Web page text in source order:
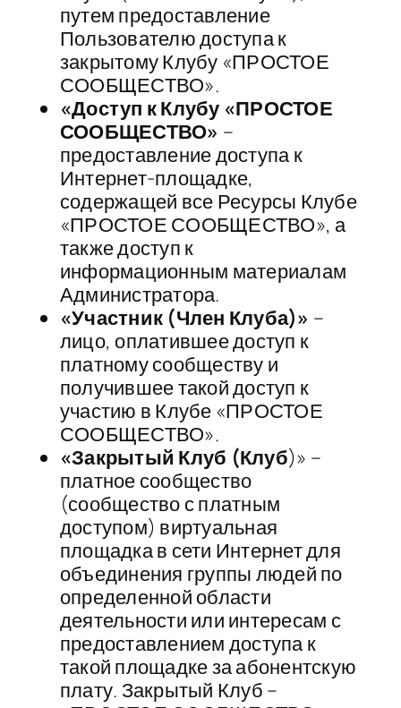
путем предоставление
Пользователю доступа к
закрытому Клубу «ПРОСТОЕ
СООБЩЕСТВО».
«Доступ к Клубу «ПРОСТОЕ
СООБЩЕСТВО» –
предоставление доступа к
Интернет-площадке,
содержащей все Ресурсы Клубе
«ПРОСТОЕ СООБЩЕСТВО», а
также доступ к
информационным материалам
Администратора.
«Участник (Член Клуба)» –
лицо, оплатившее доступ к
платному сообществу и
получившее такой доступ к
участию в Клубе «ПРОСТОЕ
СООБЩЕСТВО».
«Закрытый Клуб (Клуб)» –
платное сообщество
(сообщество с платным
доступом) виртуальная
площадка в сети Интернет для
объединения группы людей по
определенной области
деятельности или интересам с
предоставлением доступа к
такой площадке за абонентскую
плату. Закрытый Клуб –